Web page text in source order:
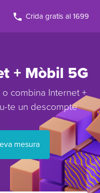
Crida gratis al 1699
+ Mòbil 5G
combina Internet +
te un descompte
mesura